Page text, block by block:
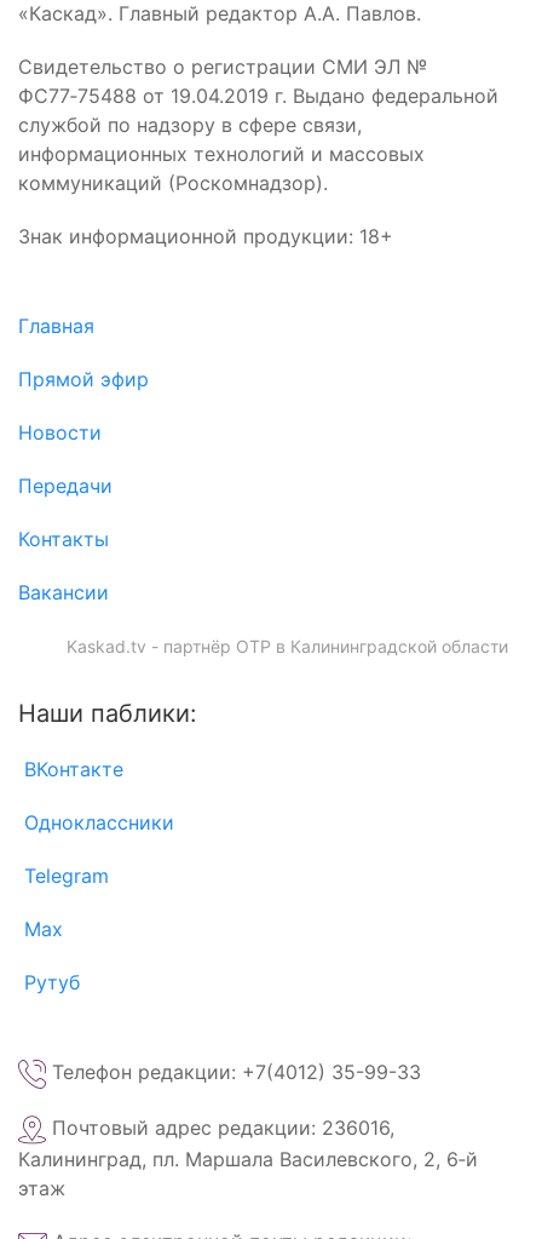
«Каскад». Главный редактор А.А. Павлов.
Свидетельство о регистрации СМИ ЭЛ №
ФС77‑75488 от 19.04.2019 г. Выдано федеральной
службой по надзору в сфере связи,
информационных технологий и массовых
коммуникаций (Роскомнадзор).
Знак информационной продукции: 18+
Главная
Прямой эфир
Новости
Передачи
Контакты
Вакансии
Kaskad.tv - партнёр ОТР в Калининградской области
Наши паблики:
ВКонтакте
Одноклассники
Telegram
Max
Рутуб
Телефон редакции: +7(4012) 35-99-33
Почтовый адрес редакции: 236016,
Калининград, пл. Маршала Василевского, 2, 6‑й
этаж